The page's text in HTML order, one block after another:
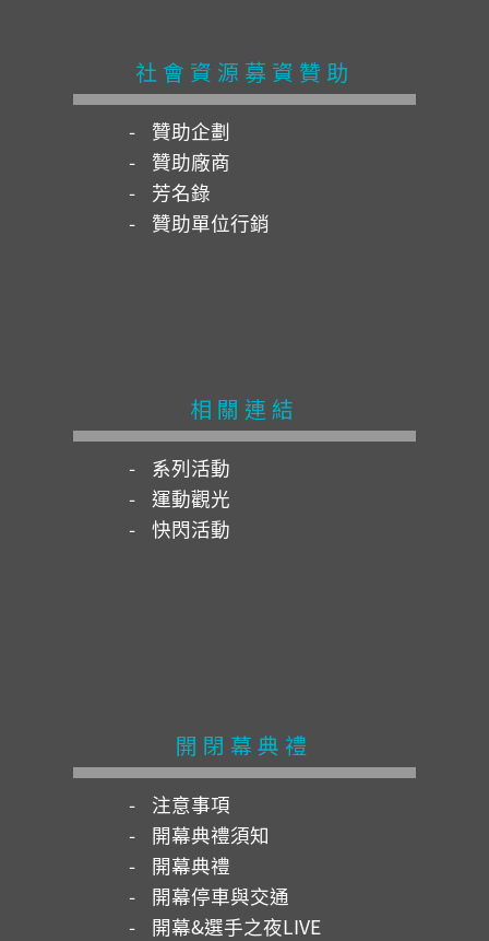
社會資源募資贊助
贊助企劃
贊助廠商
芳名錄
贊助單位行銷
相關連結
系列活動
運動觀光
快閃活動
開閉幕典禮
注意事項
開幕典禮須知
開幕典禮
開幕停車與交通
開幕&選手之夜LIVE